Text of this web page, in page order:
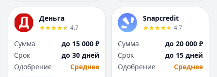
Деньга
4.7
Сумма
до 15 000 ₽
Срок
до 30 дней
Одобрение
Среднее
Snapcredit
4.7
Сумма
до 20 000 ₽
Срок
до 15 дней
Одобрение
Среднее